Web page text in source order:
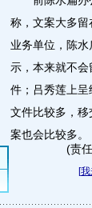
称，文案大多留
业务单位，陈
示，本来就不会
件；吕秀莲上呈
文件比较多，移
案也会比较多。
(责
[我